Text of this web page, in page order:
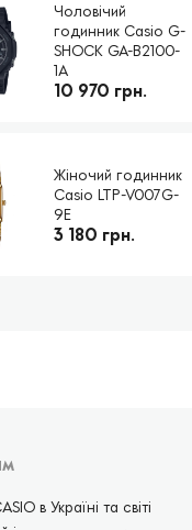
Чоловічий
годинник Casio G-
SHOCK GA-B2100-
1A
10 970 грн.
Жіночий годинник
Casio LTP-V007G-
9E
3 180 грн.
в Україні та світі